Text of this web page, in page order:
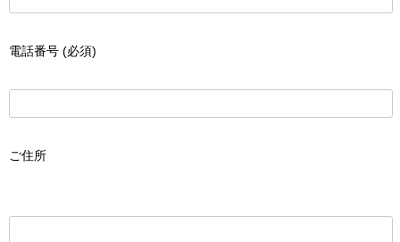
電話番号 (必須)
ご住所